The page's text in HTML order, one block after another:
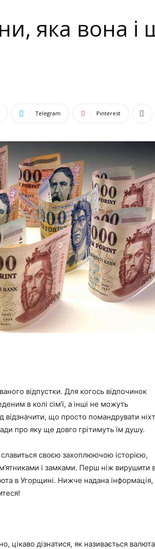
яка вона і
Telegram Pinterest
відпустки. Для когось відпочинок
в колі сім’ї, а інші не можуть
відзначити, що просто помандрувати
про яку ще довго грітимуть їм душу.
своєю захоплюючою історією,
і замками. Перш ніж вирушити
в Угорщині. Нижче надана інформація,
цікаво дізнатися, як називається валюта